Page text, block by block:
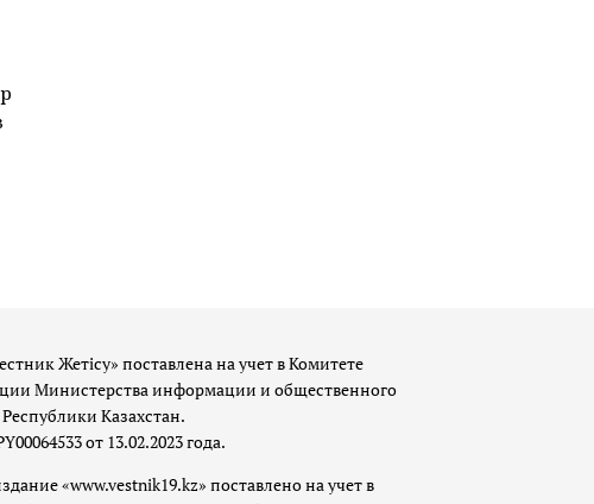
Жетісу» поставлена на учет в Комитете
Министерства информации и общественного
Казахстан.
от 13.02.2023 года.
«www.vestnik19.kz» поставлено на учет в